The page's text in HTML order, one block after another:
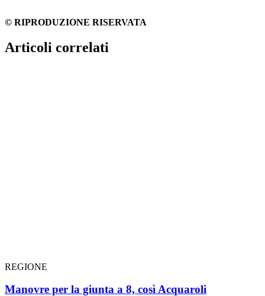
© RIPRODUZIONE RISERVATA
Articoli correlati
REGIONE
Manovre per la giunta a 8, così Acquaroli